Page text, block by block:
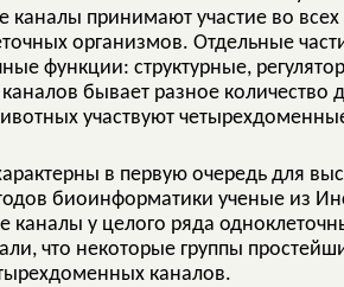
принимают участие во
организмов. Отдельные
функции: структурные,
бывает разное количество
участвуют
в первую очередь для
биоинформатики ученые из
каналы у целого ряда
что некоторые группы
каналов.